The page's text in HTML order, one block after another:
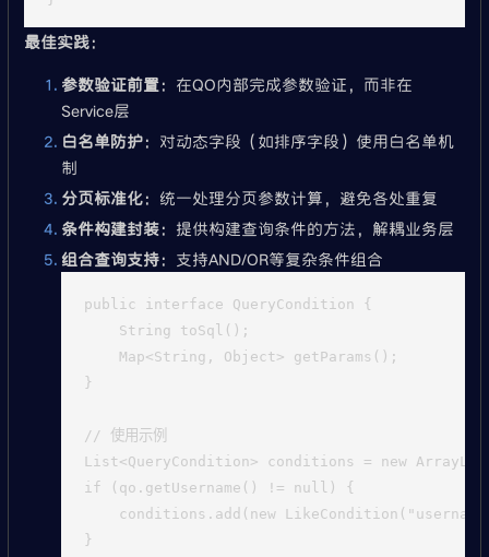
最佳实践：
参数验证前置：在QO内部完成参数验证，而非在
Service层
白名单防护：对动态字段（如排序字段）使用白名单机
制
分页标准化：统一处理分页参数计算，避免各处重复
条件构建封装：提供构建查询条件的方法，解耦业务层
组合查询支持：支持AND/OR等复杂条件组合
public interface QueryCondition {
    String toSql();
    Map<String, Object> getParams();
}
// 使用示例
List<QueryCondition> conditions = new
if (qo.getUsername() != null) {
conditions.add(new